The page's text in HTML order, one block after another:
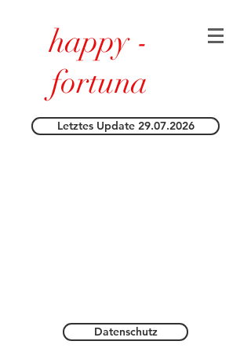
happy -
fortuna
Letztes Update 29.07.2026
Datenschutz